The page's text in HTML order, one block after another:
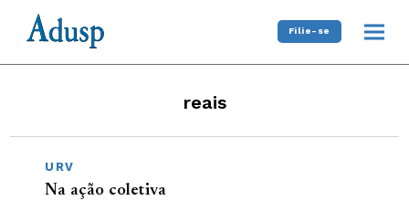
Filie-se
reais
URV
Na ação coletiva